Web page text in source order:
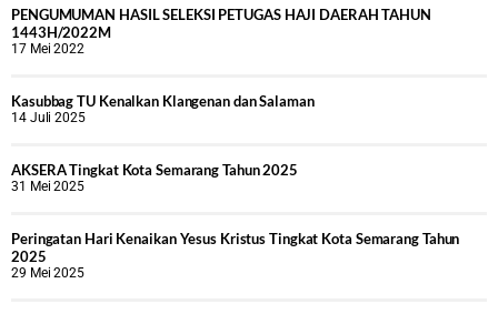
PENGUMUMAN HASIL SELEKSI PETUGAS HAJI DAERAH TAHUN
1443H/2022M
17 Mei 2022
Kasubbag TU Kenalkan Klangenan dan Salaman
14 Juli 2025
AKSERA Tingkat Kota Semarang Tahun 2025
31 Mei 2025
Peringatan Hari Kenaikan Yesus Kristus Tingkat Kota Semarang Tahun
2025
29 Mei 2025